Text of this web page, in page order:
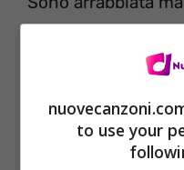
Stiamo andando
Non lo sopporto
[ Hook : ] x4
Lo amo ancora ,
to use your